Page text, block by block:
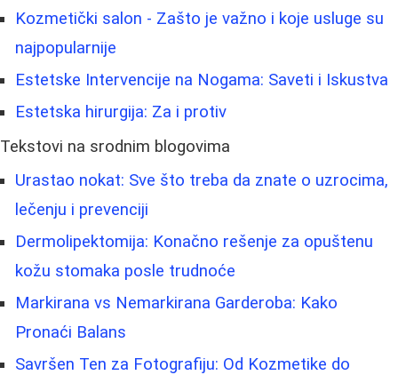
Kozmetički salon - Zašto je važno i koje usluge su
najpopularnije
Estetske Intervencije na Nogama: Saveti i Iskustva
Estetska hirurgija: Za i protiv
Tekstovi na srodnim blogovima
Urastao nokat: Sve što treba da znate o uzrocima,
lečenju i prevenciji
Dermolipektomija: Konačno rešenje za opuštenu
kožu stomaka posle trudnoće
Markirana vs Nemarkirana Garderoba: Kako
Pronaći Balans
Savršen Ten za Fotografiju: Od Kozmetike do